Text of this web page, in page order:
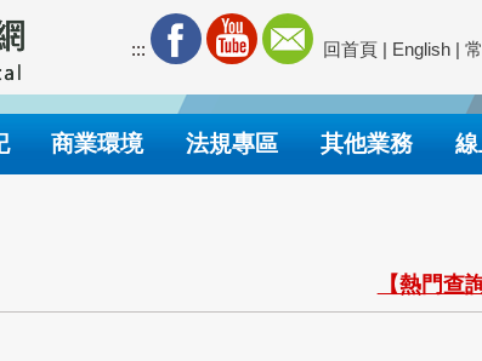
::: 回首頁 | English |
商業環境 法規專區 其他業務
【熱門查